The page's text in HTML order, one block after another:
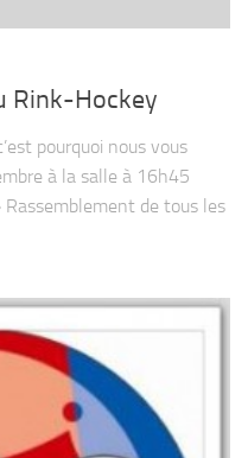
Rink-Hockey
pourquoi nous vous
à la salle à 16h45
Rassemblement de tous les